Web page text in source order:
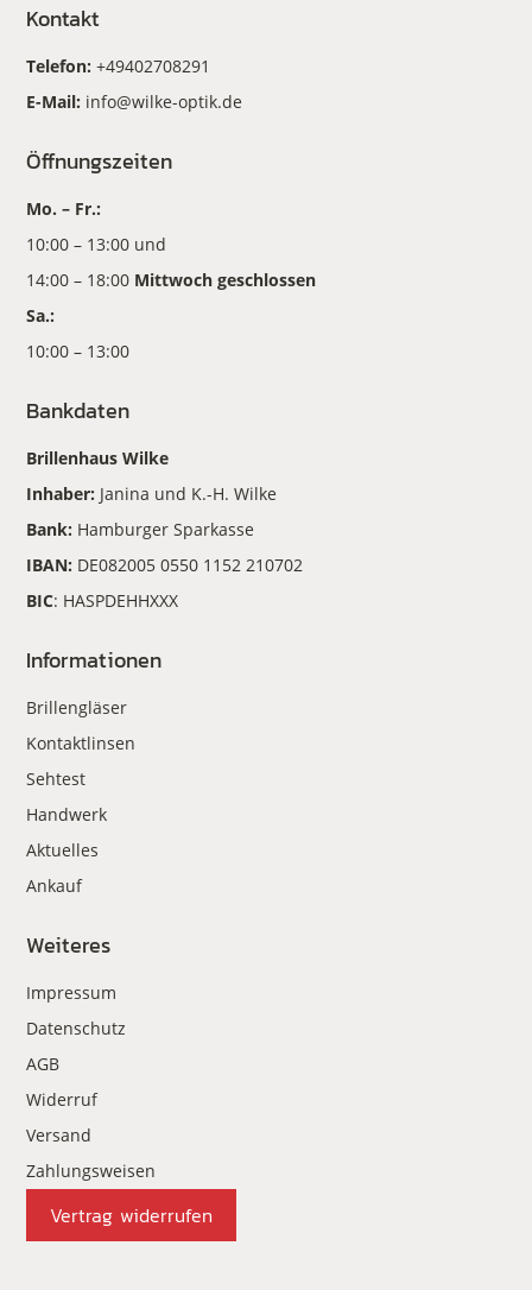
Kontakt
Telefon:+49402708291
E-Mail: info@wilke-optik.de
Öffnungszeiten
Mo. – Fr.:
10:00 – 13:00 und
14:00 – 18:00 Mittwoch geschlossen
Sa.:
10:00 – 13:00
Bankdaten
Brillenhaus Wilke
Inhaber: Janina und K.-H. Wilke
Bank: Hamburger Sparkasse
IBAN: DE082005 0550 1152 210702
BIC: HASPDEHHXXX
Informationen
Brillengläser
Kontaktlinsen
Sehtest
Handwerk
Aktuelles
Ankauf
Weiteres
Impressum
Datenschutz
AGB
Widerruf
Versand
Zahlungsweisen
Vertrag widerrufen